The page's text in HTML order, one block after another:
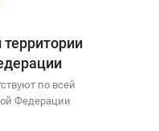
по всей
Федерации